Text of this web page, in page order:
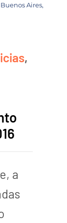
Aires,
,
a